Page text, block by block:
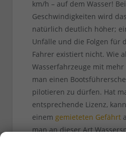
km/h – auf dem Wasser!
Geschwindigkeiten wird
natürlich deutlich höher;
Unfälle und die Folgen für
Fahrer existiert nicht. Wie
Wasserfahrzeuge mit mehr
man einen
pilotieren zu dürfen. Hat
entsprechende Lizenz,
einem gemieteten Gefährt
man an dieser Art